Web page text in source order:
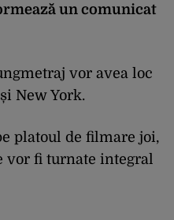
un comunicat
vor avea loc
New York.
platoul de filmare joi,
vor fi turnate integral